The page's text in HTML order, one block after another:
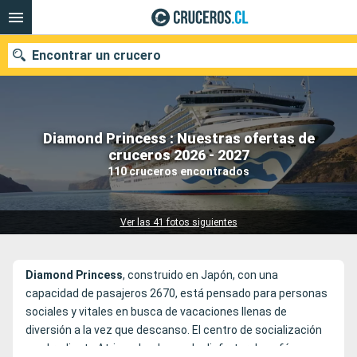
Diamond Princess : Nuestras ofertas de
cruceros 2026 - 2027
110 cruceros encontrados
Ver las 41 fotos siguientes
Encontrar un crucero
Nuestros destinos
Fecha de salida
Diamond Princess, construido en Japón, con una
capacidad de pasajeros 2670, está pensado para personas
sociales y vitales en busca de vacaciones llenas de
diversión a la vez que descanso. El centro de socialización
es el radiante Atrium donde puede disfrutar de café y